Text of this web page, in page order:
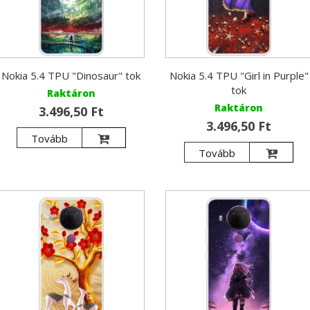
Nokia 5.4 TPU "Dinosaur" tok
Raktáron
3.496,50 Ft
Tovább
Nokia 5.4 TPU "Girl in Purple"
tok
Raktáron
3.496,50 Ft
Tovább